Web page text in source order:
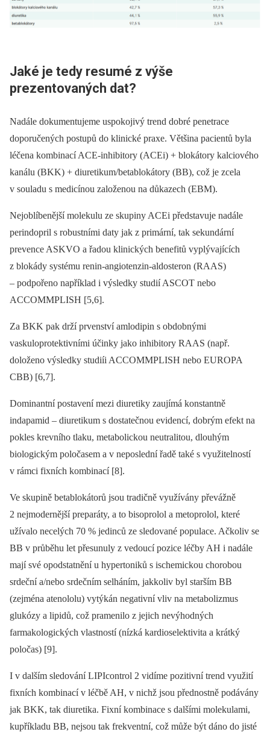
Jaké je tedy resumé z výše
prezentovaných dat?
Nadále dokumentujeme uspokojivý trend dobré penetrace
doporučených postupů do klinické praxe. Většina pacientů byla
léčena kombinací ACE-inhibitory (ACEi) + blokátory kalciového
kanálu (BKK) + diuretikum/betablokátory (BB), což je zcela
v souladu s medicínou založenou na důkazech (EBM).
Nejoblíbenější molekulu ze skupiny ACEi představuje nadále
perindopril s robustními daty jak z primární, tak sekundární
prevence ASKVO a řadou klinických benefitů vyplývajících
z blokády systému renin-angiotenzin-aldosteron (RAAS)
–⁠ podpořeno například i výsledky studií ASCOT nebo
ACCOMMPLISH [5,6].
Za BKK pak drží prvenství amlodipin s obdobnými
vaskuloprotektivními účinky jako inhibitory RAAS (např.
doloženo výsledky studiíi ACCOMMPLISH nebo EUROPA
CBB) [6,7].
Dominantní postavení mezi diuretiky zaujímá konstantně
indapamid –⁠ diuretikum s dostatečnou evidencí, dobrým efekt na
pokles krevního tlaku, metabolickou neutralitou, dlouhým
biologickým poločasem a v neposlední řadě také s využitelností
v rámci fixních kombinací [8].
Ve skupině betablokátorů jsou tradičně využívány převážně
2 nejmodernější preparáty, a to bisoprolol a metoprolol, které
užívalo necelých 70 % jedinců ze sledované populace. Ačkoliv se
BB v průběhu let přesunuly z vedoucí pozice léčby AH i nadále
mají své opodstatnění u hypertoniků s isch­emickou chorobou
srdeční a/nebo srdečním selháním, jakkoliv byl starším BB
(zejména atenololu) vytýkán negativní vliv na metabolizmus
glukózy a lipidů, což pramenilo z jejich nevýhodných
farmakologických vlastností (nízká kardioselektivita a krátký
poločas) [9].
I v dalším sledování LIPIcontrol 2 vidíme pozitivní trend využití
fixních kombinací v léčbě AH, v nichž jsou přednostně podávány
jak BKK, tak diuretika. Fixní kombinace s dalšími molekulami,
kupříkladu BB, nejsou tak frekventní, což může být dáno do jisté